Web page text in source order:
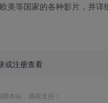
美等国家的各种影片，并详
或注册查看
赠本站，感谢支持！